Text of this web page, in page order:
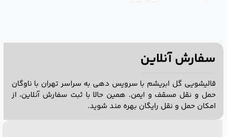
سفارش آنلاین
قالیشویی گل ابریشم با سرویس دهی به سراسر تهران با ناوگان
حمل و نقل مسقف و ایمن. همین حالا با ثبت سفارش آنلاین، از
امکان حمل و نقل رایگان بهره مند شوید.